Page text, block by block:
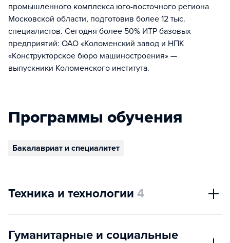
промышленного комплекса юго-восточного региона
Московской области, подготовив более 12 тыс.
специалистов. Сегодня более 50% ИТР базовых
предприятий: ОАО «Коломенский завод и НПК
«Конструкторское бюро машиностроения» —
выпускники Коломенского института.
Программы обучения
Бакалавриат и специалитет
Техника и технологии 4
Гуманитарные и социальные